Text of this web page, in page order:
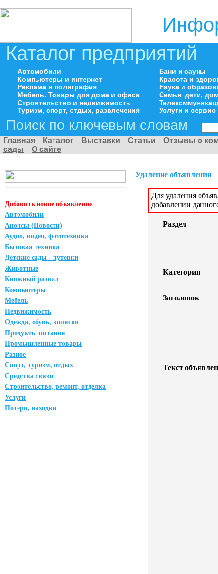
Каталог предприятий
Автомобили
Компьютеры и интернет
Реклама и полиграфия
Мебель. Товары для дома и офиса
Строительство и недвижимость
Туризм, спорт, отдых, развлечения
Бани и сауны
Красота и
Наука и
Семья, дети,
Услуги и сервис
Поиск по ключевым словам
Главная Каталог Выставки Статьи
Отзывы о
сады
О сайте
Добавить новое объявление
Автомобили
Анонсы (Новости)
Аудио, видео, фототехника
Бытовая техника
Детские сады - путевки
Животные
Книжный развал
Компьютеры
Мебель
Недвижимость
Одежда, обувь, коляски
Продукты питания
Промышленные товары
Разное
Спорт, туризм, отдых
Средства связи
Строительство, ремонт, отделка
Услуги
Потери, находки
Удаление объявления
Для удаления
добавлении
Раздел
Категория
Заголовок
Текст